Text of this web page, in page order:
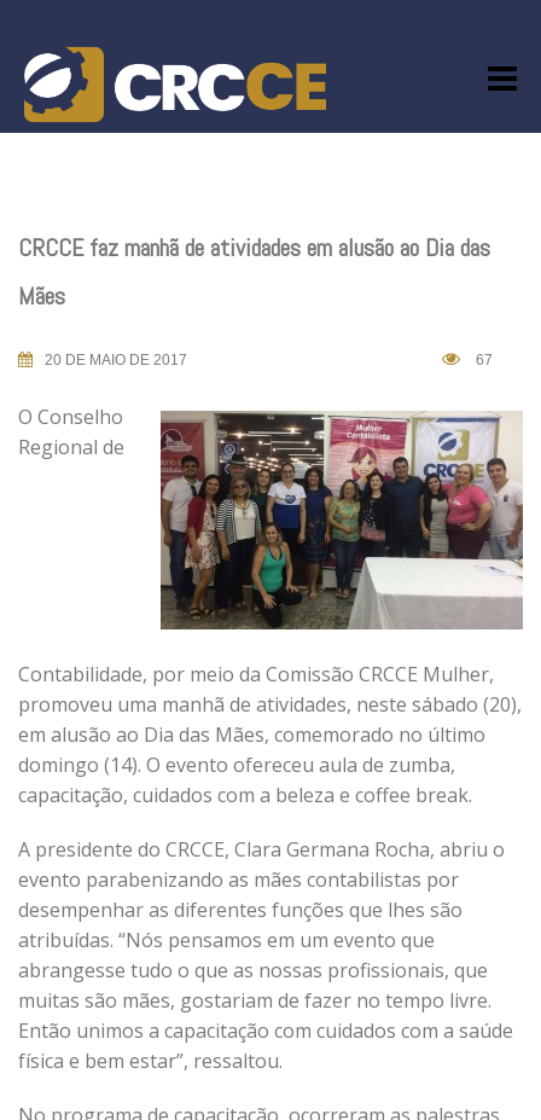
content
CRCCE faz manhã de atividades em alusão ao Dia das
Mães
20 DE MAIO DE 2017 67
O Conselho
Regional de
Contabilidade, por meio da Comissão CRCCE Mulher,
promoveu uma manhã de atividades, neste sábado (20),
em alusão ao Dia das Mães, comemorado no último
domingo (14). O evento ofereceu aula de zumba,
capacitação, cuidados com a beleza e coffee break.
A presidente do CRCCE, Clara Germana Rocha, abriu o
evento parabenizando as mães contabilistas por
desempenhar as diferentes funções que lhes são
atribuídas. “Nós pensamos em um evento que
abrangesse tudo o que as nossas profissionais, que
muitas são mães, gostariam de fazer no tempo livre.
Então unimos a capacitação com cuidados com a saúde
física e bem estar”, ressaltou.